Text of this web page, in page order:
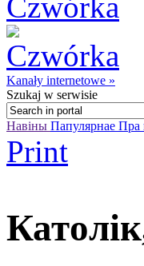
Kanały internetowe »
Szukaj w serwisie
Навіны Папулярнае Пра
Print